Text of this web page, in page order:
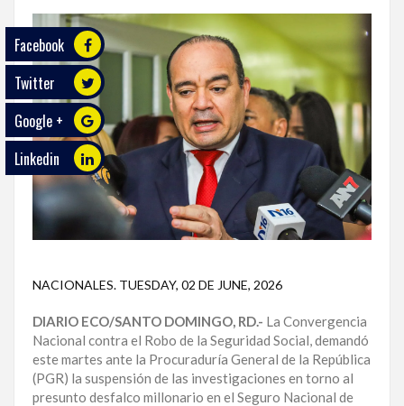
SALUD
TECNOLOGÍA
ECO
PLAY
TRABAJOS
DE
INVESTIGACIÓN
PROVINCIAS
NACIONAL
SANTO
DOMINGO
SANTIAGO
Facebook
Twitter
Google +
Linkedin
NACIONALES. TUESDAY, 02 DE JUNE, 2026
DIARIO ECO/SANTO DOMINGO, RD.- La Convergencia
Nacional contra el Robo de la Seguridad Social, demandó
este martes ante la Procuraduría General de la República
(PGR) la suspensión de las investigaciones en torno al
presunto desfalco millonario en el Seguro Nacional de